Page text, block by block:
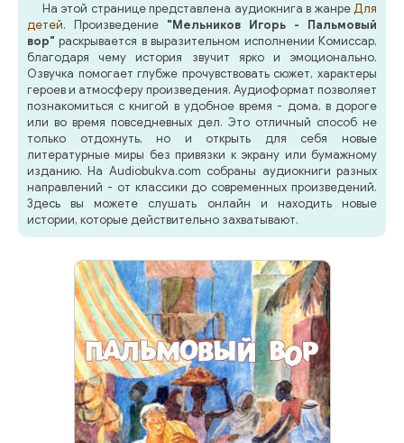
На этой странице представлена аудиокнига в жанреДля
детей. Произведение "Мельников Игорь - Пальмовый
вор" раскрывается в выразительном исполнении Комиссар,
благодаря чему история звучит ярко и эмоционально.
Озвучка помогает глубже прочувствовать сюжет, характеры
героев и атмосферу произведения. Аудиоформат позволяет
познакомиться с книгой в удобное время - дома, в дороге
или во время повседневных дел. Это отличный способ не
только отдохнуть, но и открыть для себя новые
литературные миры без привязки к экрану или бумажному
изданию. На Audiobukva.com собраны аудиокниги разных
направлений - от классики до современных произведений.
Здесь вы можете слушать онлайн и находить новые
истории, которые действительно захватывают.